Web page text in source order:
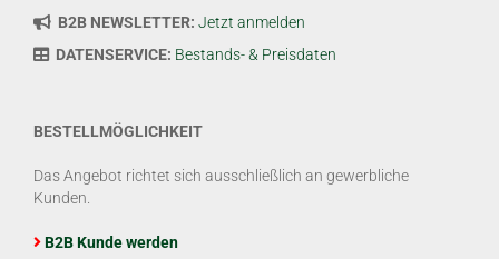
B2B NEWSLETTER: Jetzt anmelden
DATENSERVICE: Bestands- & Preisdaten
BESTELLMÖGLICHKEIT
Das Angebot richtet sich ausschließlich an gewerbliche
Kunden.
B2B Kunde werden